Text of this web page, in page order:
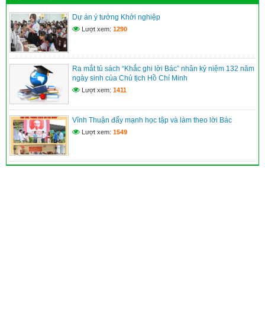
Dự án ý tưởng Khởi nghiệp
Lượt xem: 1290
Ra mắt tủ sách “Khắc ghi lời Bác” nhân kỷ niệm 132 năm
ngày sinh của Chủ tịch Hồ Chí Minh
Lượt xem: 1411
Vĩnh Thuận đẩy mạnh học tập và làm theo lời Bác
Lượt xem: 1549